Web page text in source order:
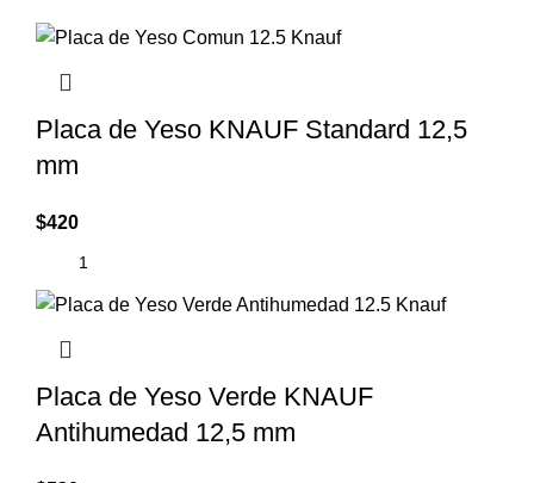
Placa de Yeso KNAUF Standard 12,5
mm
$420
Placa de Yeso Verde KNAUF
Antihumedad 12,5 mm